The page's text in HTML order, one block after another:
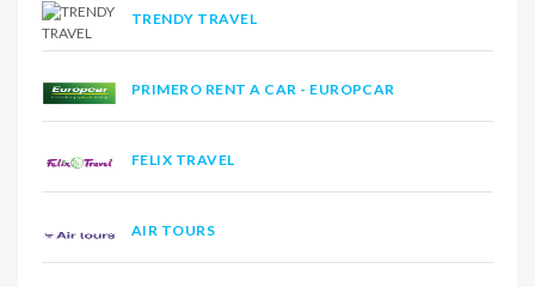
TRENDY TRAVEL
PRIMERO RENT A CAR - EUROPCAR
FELIX TRAVEL
AIR TOURS